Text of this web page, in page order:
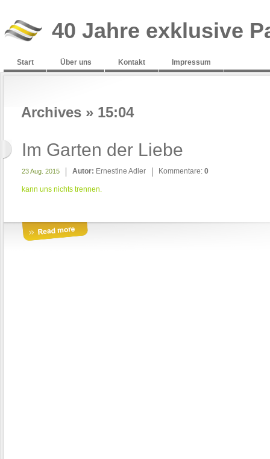
40 Jahre exklusive
Start Über uns Kontakt Impressum
Archives » 15:04
Im Garten der Liebe
23 Aug. 2015 Autor: Ernestine Adler Kommentare: 0
kann uns nichts trennen.